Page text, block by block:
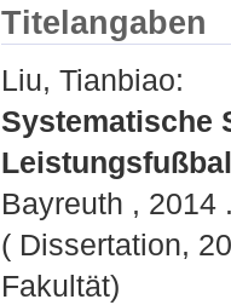
Titelangaben
Liu, Tianbiao:
Systematische
Bayreuth , 2014
( Dissertation,
Fakultät)